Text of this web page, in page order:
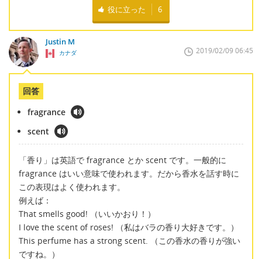
役に立った 6
Justin M
カナダ 2019/02/09 06:45
回答
fragrance
scent
「香り」は英語で fragrance とか scent です。一般的に
fragrance はいい意味で使われます。だから香水を話す時に
この表現はよく使われます。
例えば：
That smells good! （いいかおり！）
I love the scent of roses! （私はバラの香り大好きです。）
This perfume has a strong scent. （この香水の香りが強い
ですね。）